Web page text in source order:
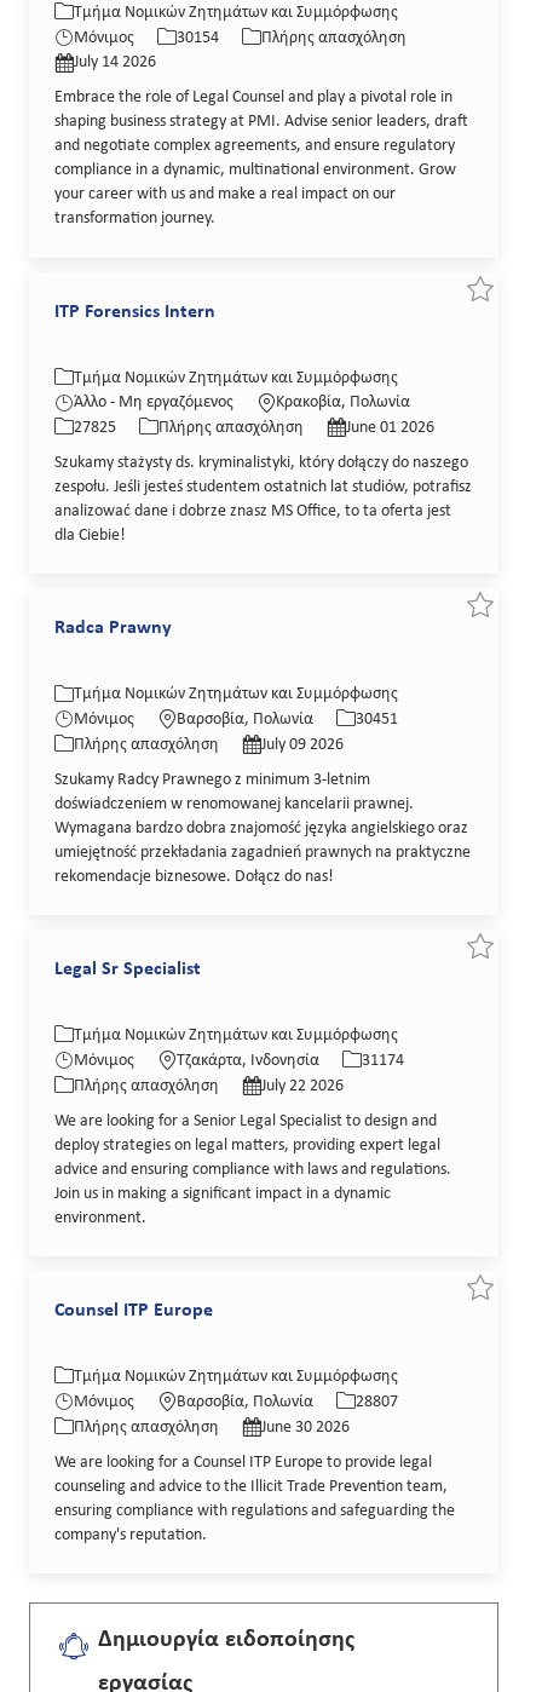
Κατηγορία
Τμήμα Νομικών Ζητημάτων και Συμμόρφωσης
Μόνιμος
Κωδικός θέσης εργασίας
30154
Τύπος εργασίας
Πλήρης απασχόληση
Ημερομηνία δημοσίευσης
July 14 2026
Embrace the role of Legal Counsel and play a pivotal role in
shaping business strategy at PMI. Advise senior leaders, draft
and negotiate complex agreements, and ensure regulatory
compliance in a dynamic, multinational environment. Grow
your career with us and make a real impact on our
transformation journey.
ITP Forensics Intern
Κατηγορία
Τμήμα Νομικών Ζητημάτων και Συμμόρφωσης
Άλλο - Μη εργαζόμενος
Τοποθεσία
Κρακοβία, Πολωνία
Κωδικός θέσης εργασίας
27825
Τύπος εργασίας
Πλήρης απασχόληση
Ημερομηνία δημοσίευσης
June 01 2026
Szukamy stażysty ds. kryminalistyki, który dołączy do naszego
zespołu. Jeśli jesteś studentem ostatnich lat studiów, potrafisz
analizować dane i dobrze znasz MS Office, to ta oferta jest
dla Ciebie!
Radca Prawny
Κατηγορία
Τμήμα Νομικών Ζητημάτων και Συμμόρφωσης
Μόνιμος
Τοποθεσία
Βαρσοβία, Πολωνία
Κωδικός θέσης εργασίας
30451
Τύπος εργασίας
Πλήρης απασχόληση
Ημερομηνία δημοσίευσης
July 09 2026
Szukamy Radcy Prawnego z minimum 3-letnim
doświadczeniem w renomowanej kancelarii prawnej.
Wymagana bardzo dobra znajomość języka angielskiego oraz
umiejętność przekładania zagadnień prawnych na praktyczne
rekomendacje biznesowe. Dołącz do nas!
Legal Sr Specialist
Κατηγορία
Τμήμα Νομικών Ζητημάτων και Συμμόρφωσης
Μόνιμος
Τοποθεσία
Τζακάρτα, Ινδονησία
Κωδικός θέσης εργασίας
31174
Τύπος εργασίας
Πλήρης απασχόληση
Ημερομηνία δημοσίευσης
July 22 2026
We are looking for a Senior Legal Specialist to design and
deploy strategies on legal matters, providing expert legal
advice and ensuring compliance with laws and regulations.
Join us in making a significant impact in a dynamic
environment.
Counsel ITP Europe
Κατηγορία
Τμήμα Νομικών Ζητημάτων και Συμμόρφωσης
Μόνιμος
Τοποθεσία
Βαρσοβία, Πολωνία
Κωδικός θέσης εργασίας
28807
Τύπος εργασίας
Πλήρης απασχόληση
Ημερομηνία δημοσίευσης
June 30 2026
We are looking for a Counsel ITP Europe to provide legal
counseling and advice to the Illicit Trade Prevention team,
ensuring compliance with regulations and safeguarding the
company's reputation.
Δημιουργία ειδοποίησης
εργασίας